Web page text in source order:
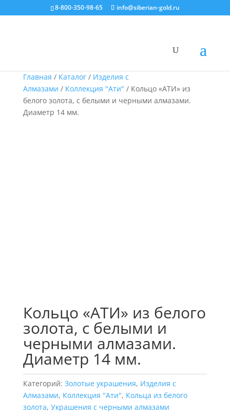
8-800-350-98-65 info@siberian-gold.ru
Главная / Каталог/ Изделия с
Алмазами / Коллекция "Ати" / Кольцо «АТИ» из
белого золота, с белыми и черными алмазами.
Диаметр 14 мм.
Кольцо «АТИ» из белого
золота, с белыми и
черными алмазами.
Диаметр 14 мм.
Категорий: Золотые украшения, Изделия с
Алмазами, Коллекция "Ати", Кольца из белого
золота, Украшения с черными алмазами